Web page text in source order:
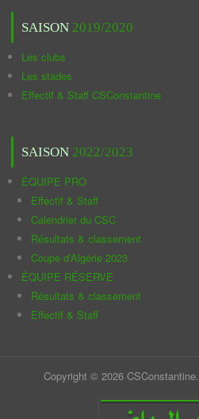
SAISON 2019/2020
Les clubs
Les stades
Effectif & Staff CSConstantine
SAISON 2022/2023
ÉQUIPE PRO
Effectif & Staff
Calendrier du CSC
Résultats & classement
Coupe d'Algérie 2023
ÉQUIPE RÉSERVE
Résultats & classement
Effectif & Staff
Copyright © 2026